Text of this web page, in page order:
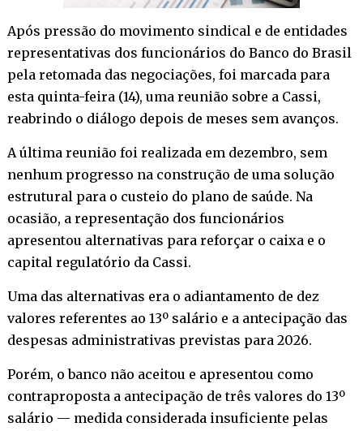
Após pressão do movimento sindical e de entidades
representativas dos funcionários do Banco do Brasil
pela retomada das negociações, foi marcada para
esta quinta-feira (14), uma reunião sobre a Cassi,
reabrindo o diálogo depois de meses sem avanços.
A última reunião foi realizada em dezembro, sem
nenhum progresso na construção de uma solução
estrutural para o custeio do plano de saúde. Na
ocasião, a representação dos funcionários
apresentou alternativas para reforçar o caixa e o
capital regulatório da Cassi.
Uma das alternativas era o adiantamento de dez
valores referentes ao 13º salário e a antecipação das
despesas administrativas previstas para 2026.
Porém, o banco não aceitou e apresentou como
contraproposta a antecipação de três valores do 13º
salário — medida considerada insuficiente pelas